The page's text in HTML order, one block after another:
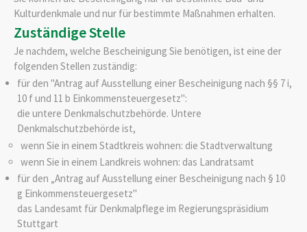
Kulturdenkmale und nur für bestimmte Maßnahmen erhalten.
Zuständige Stelle
Je nachdem, welche Bescheinigung Sie benötigen, ist eine der
folgenden Stellen zuständig:
für den "Antrag auf Ausstellung einer Bescheinigung nach §§ 7 i,
10 f und 11 b Einkommensteuergesetz":
die untere Denkmalschutzbehörde. Untere
Denkmalschutzbehörde ist,
wenn Sie in einem Stadtkreis wohnen: die Stadtverwaltung
wenn Sie in einem Landkreis wohnen: das Landratsamt
für den „Antrag auf Ausstellung einer Bescheinigung nach § 10
g Einkommensteuergesetz"
das Landesamt für Denkmalpflege im Regierungspräsidium
Stuttgart